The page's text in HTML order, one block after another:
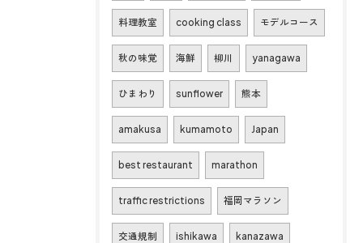
料理教室 cooking class モデルコース
秋の味覚 海鮮 柳川 yanagawa
ひまわり sunflower 熊本
amakusa kumamoto Japan
best restaurant marathon
traffic restrictions 福岡マラソン
交通規制 ishikawa kanazawa